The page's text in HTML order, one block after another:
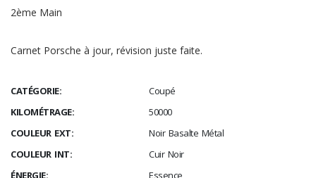
2ème Main
Carnet Porsche à jour, révision juste faite.
CATÉGORIE:
Coupé
KILOMÉTRAGE:
50000
COULEUR EXT:
Noir Basalte Métal
COULEUR INT:
Cuir Noir
ÉNERGIE:
Essence